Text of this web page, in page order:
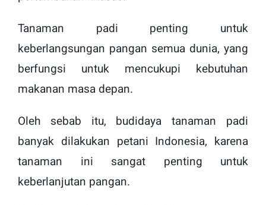
Tanaman padi penting untuk
keberlangsungan pangan semua dunia, yang
berfungsi untuk mencukupi kebutuhan
makanan masa depan.
Oleh sebab itu, budidaya tanaman padi
banyak dilakukan petani Indonesia, karena
tanaman ini sangat penting untuk
keberlanjutan pangan.